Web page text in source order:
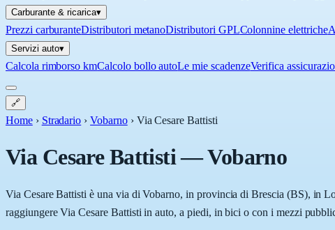
Carburante & ricarica▾
Prezzi carburanteDistributori metanoDistributori GPLColonnine elettriche
Servizi auto▾
Calcola rimborso kmCalcolo bollo autoLe mie scadenzeVerifica
🔗
Home › Stradario › Vobarno › Via Cesare Battisti
Via Cesare Battisti—Vobarno
Via Cesare Battisti è una via di Vobarno, in provincia di Brescia (BS), in
raggiungere Via Cesare Battisti in auto, a piedi, in bici o con i mezzi